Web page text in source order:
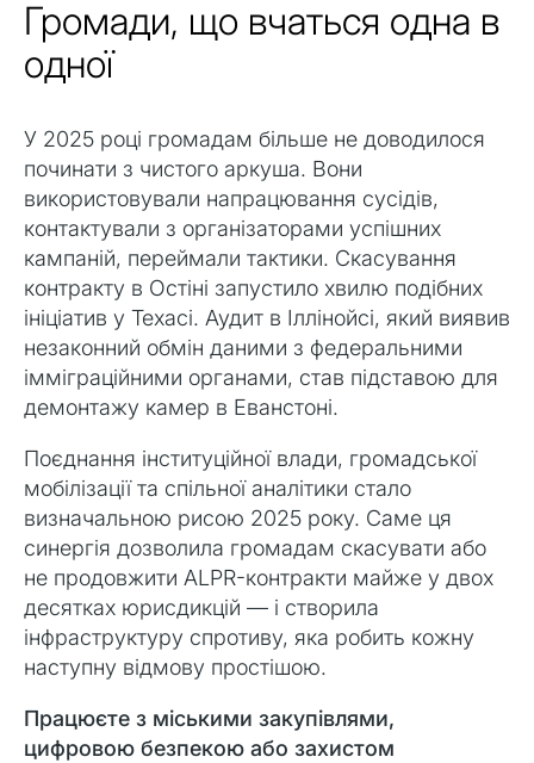
Громади, що вчаться одна в
одної
У 2025 році громадам більше не доводилося
починати з чистого аркуша. Вони
використовували напрацювання сусідів,
контактували з організаторами успішних
кампаній, переймали тактики. Скасування
контракту в Остіні запустило хвилю подібних
ініціатив у Техасі. Аудит в Іллінойсі, який виявив
незаконний обмін даними з федеральними
імміграційними органами, став підставою для
демонтажу камер в Еванстоні.
Поєднання інституційної влади, громадської
мобілізації та спільної аналітики стало
визначальною рисою 2025 року. Саме ця
синергія дозволила громадам скасувати або
не продовжити ALPR-контракти майже у двох
десятках юрисдикцій — і створила
інфраструктуру спротиву, яка робить кожну
наступну відмову простішою.
Працюєте з міськими закупівлями,
цифровою безпекою або захистом